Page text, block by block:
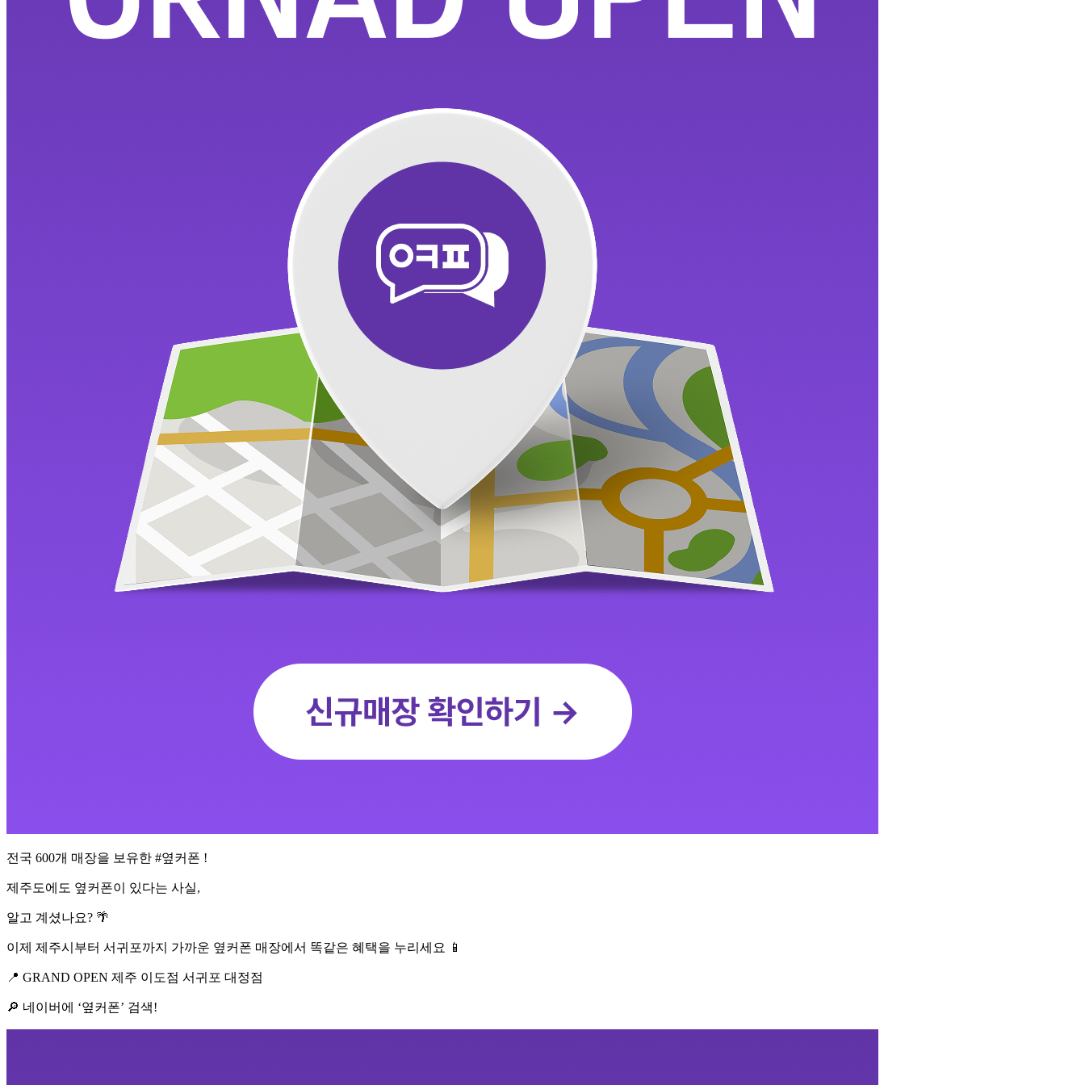
전국 600개 매장을 보유한 #옆커폰 !
제주도에도 옆커폰이 있다는 사실,
알고 계셨나요? 🌴
이제 제주시부터 서귀포까지 가까운 옆커폰 매장에서 똑같은 혜택을 누리세요 📱
📍 GRAND OPEN 제주 이도점 서귀포 대정점
🔎 네이버에 ‘옆커폰’ 검색!